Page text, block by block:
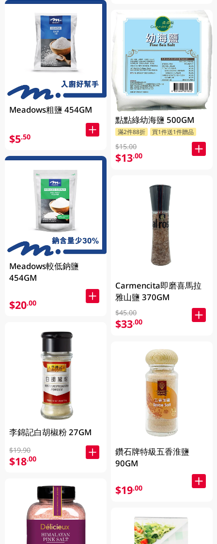
Meadows粗鹽 454GM
$5.50
Meadows較低鈉鹽
454GM
$20.00
李錦記白胡椒粉 27GM
$19.90
$18.00
點點綠幼海鹽 500GM
滿2件88折 買1件送1件贈品
$15.00
$13.00
Carmencita即磨喜馬拉
雅山鹽 370GM
$45.00
$33.00
鑽石牌特級五香淮鹽
90GM
$19.00